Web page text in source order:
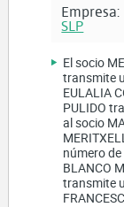
Empresa:
SLP
El socio
transmite
EULALIA
PULIDO
al socio
número
BLANCO
transmite